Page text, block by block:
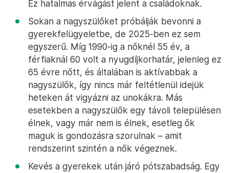
Ez hatalmas érvágást jelent a családoknak.
Sokan a nagyszülőket próbálják bevonni a
gyerekfelügyeletbe, de 2025-ben ez sem
egyszerű. Míg 1990-ig a nőknél 55 év, a
férfiaknál 60 volt a nyugdíjkorhatár, jelenleg ez
65 évre nőtt, és általában is aktívabbak a
nagyszülők, így nincs már feltétlenül idejük
heteken át vigyázni az unokákra. Más
esetekben a nagyszülők egy távoli településen
élnek, vagy már nem is élnek, esetleg ők
maguk is gondozásra szorulnak – amit
rendszerint szintén a nők végeznek.
Kevés a gyerekek után járó pótszabadság. Egy